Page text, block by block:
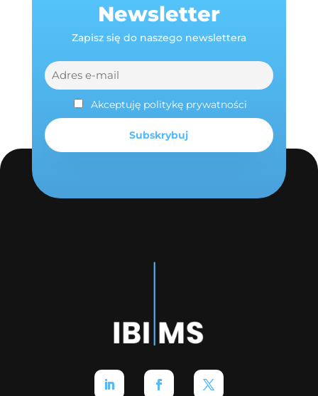
Newsletter
Zapisz się do naszego newslettera
Akceptuję politykę prywatności